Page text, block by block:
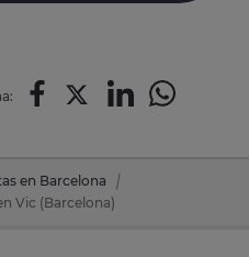
en Barcelona
Vic (Barcelona)